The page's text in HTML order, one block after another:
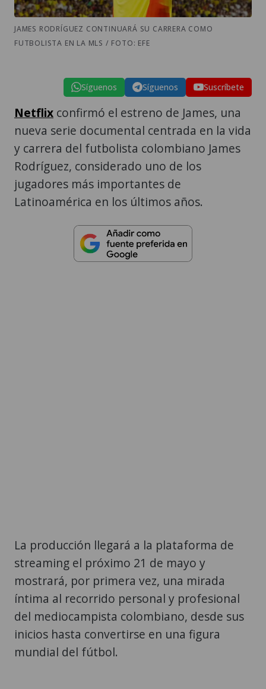
JAMES RODRÍGUEZ CONTINUARÁ SU CARRERA COMO
FUTBOLISTA EN LA MLS / FOTO: EFE
Síguenos Síguenos Suscríbete
Netflix confirmó el estreno de James, una
nueva serie documental centrada en la vida
y carrera del futbolista colombiano James
Rodríguez, considerado uno de los
jugadores más importantes de
Latinoamérica en los últimos años.
La producción llegará a la plataforma de
streaming el próximo 21 de mayo y
mostrará, por primera vez, una mirada
íntima al recorrido personal y profesional
del mediocampista colombiano, desde sus
inicios hasta convertirse en una figura
mundial del fútbol.